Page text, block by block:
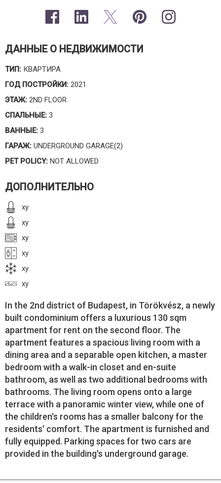
ДАННЫЕ О НЕДВИЖИМОСТИ
ТИП: КВАРТИРА
ГОД ПОСТРОЙКИ: 2021
ЭТАЖ: 2ND FLOOR
СПАЛЬНЫЕ: 3
ВАННЫЕ: 3
ГАРАЖ: UNDERGROUND GARAGE(2)
PET POLICY: NOT ALLOWED
ДОПОЛНИТЕЛЬНО
xy
xy
xy
xy
xy
xy
In the 2nd district of Budapest, in Törökvész, a newly
built condominium offers a luxurious 130 sqm
apartment for rent on the second floor. The
apartment features a spacious living room with a
dining area and a separable open kitchen, a master
bedroom with a walk-in closet and en-suite
bathroom, as well as two additional bedrooms with
bathrooms. The living room opens onto a large
terrace with a panoramic winter view, while one of
the children's rooms has a smaller balcony for the
residents' comfort. The apartment is furnished and
fully equipped. Parking spaces for two cars are
provided in the building's underground garage.